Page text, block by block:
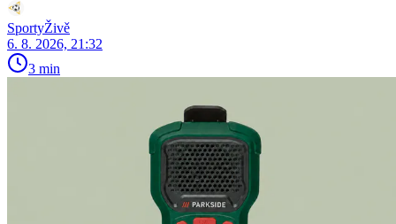
SportyŽivě
6. 8. 2026, 21:32
3 min